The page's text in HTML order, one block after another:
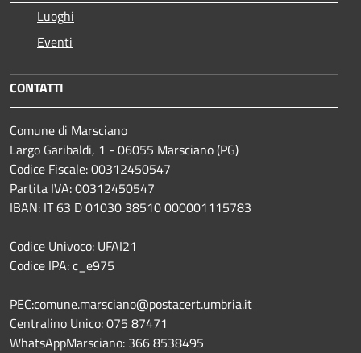
Luoghi
Eventi
CONTATTI
Comune di Marsciano
Largo Garibaldi, 1 - 06055 Marsciano (PG)
Codice Fiscale: 00312450547
Partita IVA: 00312450547
IBAN: IT 63 D 01030 38510 000001115783
Codice Univoco: UFAI21
Codice IPA: c_e975
PEC:comune.marsciano@postacert.umbria.it
Centralino Unico: 075 87471
WhatsAppMarsciano: 366 8538495